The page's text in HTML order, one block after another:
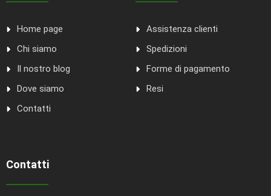
Home page
Chi siamo
Il nostro blog
Dove siamo
Contatti
Assistenza clienti
Spedizioni
Forme di pagamento
Resi
Contatti